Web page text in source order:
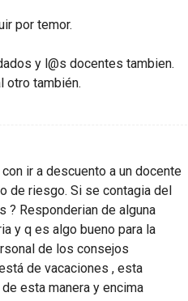
por temor.
y l@s docentes tambien.
otro también.
ir a descuento a un docente
de riesgo. Si se contagia del
? Responderian de alguna
y q es algo bueno para la
de los consejos
de vacaciones , esta
esta manera y encima